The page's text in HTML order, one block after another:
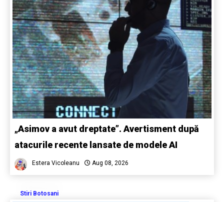
„Asimov a avut dreptate”. Avertisment după
atacurile recente lansate de modele AI
Estera Vicoleanu Aug 08, 2026
Stiri Botosani